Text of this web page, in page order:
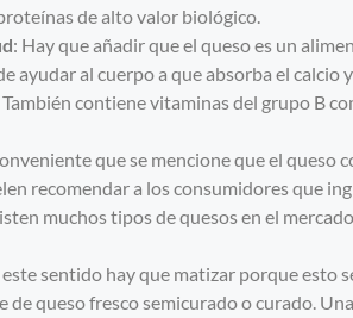
de alto valor biológico.
: Hay que añadir que el queso es un
ayudar al cuerpo a que absorba el calcio y
contiene vitaminas del grupo B
que se mencione que el queso
recomendar a los consumidores que
muchos tipos de quesos en el
este sentido hay que matizar porque esto
de queso fresco semicurado o curado.